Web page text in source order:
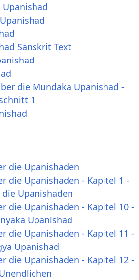
Upanishad
Sanskrit Text
die Mundaka Upanishad -
1
die Upanishaden
die Upanishaden - Kapitel 1 -
Upanishaden
die Upanishaden - Kapitel 10 -
Upanishad
die Upanishaden - Kapitel 11 -
Upanishad
die Upanishaden - Kapitel 12 -